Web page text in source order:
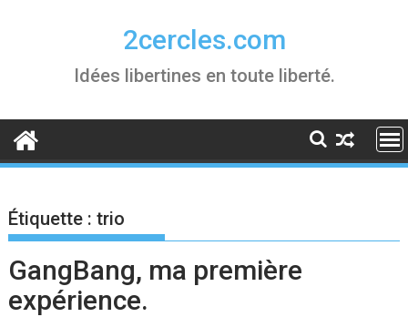
2cercles.com
Idées libertines en toute liberté.
Étiquette :trio
GangBang, ma première
expérience.